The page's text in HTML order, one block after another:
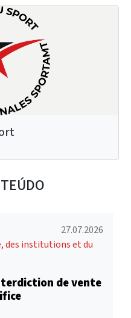
27.07.2026
des institutions et du
de vente